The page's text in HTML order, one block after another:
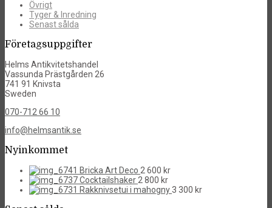
Övrigt
Tyger & Inredning
Senast sålda
Företagsuppgifter
Helms Antikvitetshandel
Vassunda Prästgården 26
741 91 Knivsta
Sweden
070-712 66 10
info@helmsantik.se
Nyinkommet
Bricka Art Deco 2 600 kr
Cocktailshaker 2 800 kr
Rakknivsetui i mahogny3 300 kr